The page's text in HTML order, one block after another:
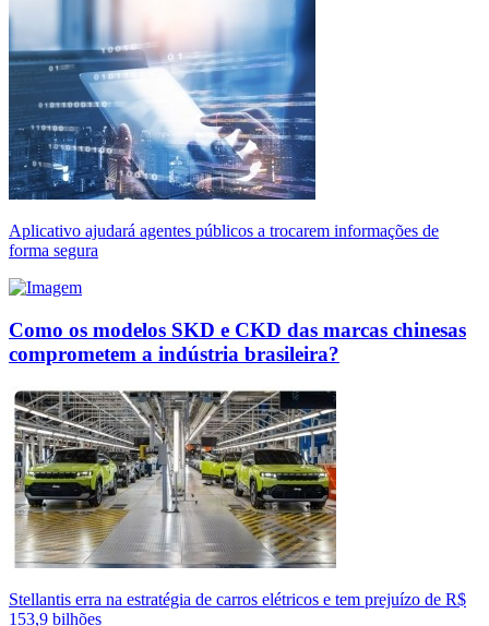
Aplicativo ajudará agentes públicos a trocarem informações de
forma segura
Como os modelos SKD e CKD das marcas chinesas
comprometem a indústria brasileira?
Stellantis erra na estratégia de carros elétricos e tem prejuízo de R$
153,9 bilhões